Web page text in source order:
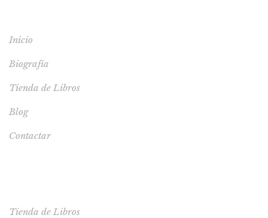
Inicio
Biografía
Tienda de Libros
Blog
Contactar
Tienda de Libros